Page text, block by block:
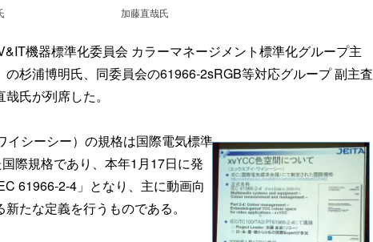
加藤直哉氏
機器標準化委員会 カラーマネージメント標準化グループ主
杉浦博明氏、同委員会の61966-2sRGB等対応グループ 副主査
氏が列席した。
イシーシー）の規格は国際電気標準
際規格であり、本年1月17日に発
61966-2-4」となり、主に動画向
たな定義を行うものである。